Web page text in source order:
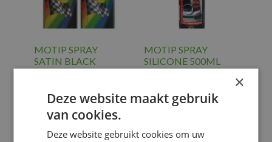
MOTIP SPRAY
SATIN BLACK
500ML
Gereedschap,
MNT&CARE
SPRAY
MOTIP SPRAY
SILICONE 500ML
Gereedschap,
MNT&CARE
×
Deze website maakt gebruik
van cookies.
Deze website gebruikt cookies om uw